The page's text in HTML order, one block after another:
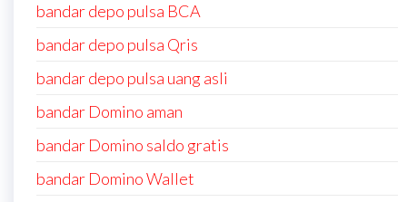
bandar depo pulsa BCA
bandar depo pulsa Qris
bandar depo pulsa uang asli
bandar Domino aman
bandar Domino saldo gratis
bandar Domino Wallet